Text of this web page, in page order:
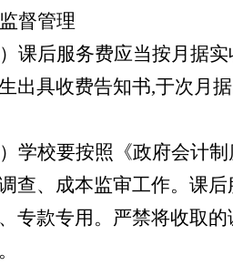
督管理
）课后服务费应当按月据
出具收费告知书,于次月
） 学校要按照 《政府会计制
查、 成本监审工作。 课后
专款专用。严禁将收取